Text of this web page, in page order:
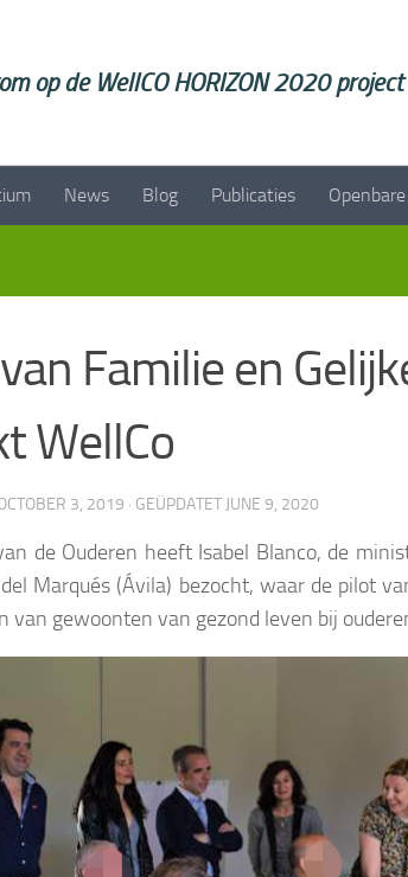
op de WellCO HORIZON 2020
News Blog Publicaties
Familie en
WellCo
3, 2019 · GEÜPDATET JUNE 9, 2020
de Ouderen heeft Isabel Blanco, de
Marqués (Ávila) bezocht, waar de pilot
van gewoonten van gezond leven bij